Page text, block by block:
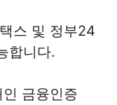
스 및 정부24
합니다.
금융인증